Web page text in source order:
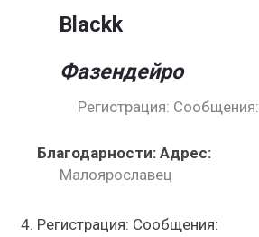
Blackk
Фазендейро
Регистрация: Сообщения:
Благодарности: Адрес:
Малоярославец
Регистрация: Сообщения: